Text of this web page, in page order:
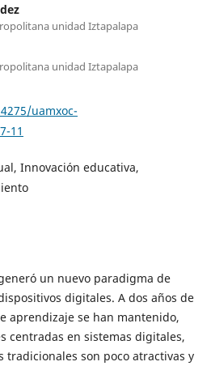
unidad Iztapalapa
unidad Iztapalapa
uamxoc-
11
Innovación educativa,
un nuevo paradigma de
digitales. A dos años de
aprendizaje se han mantenido,
centradas en sistemas digitales,
tradicionales son poco atractivas y